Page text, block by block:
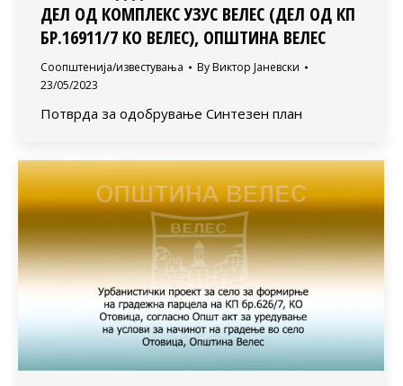
ДЕЛ ОД КОМПЛЕКС УЗУС ВЕЛЕС (ДЕЛ ОД КП
БР.16911/7 КО ВЕЛЕС), ОПШТИНА ВЕЛЕС
Соопштенија/известувања By Виктор Јаневски
23/05/2023
Потврда за одобрување Синтезен план